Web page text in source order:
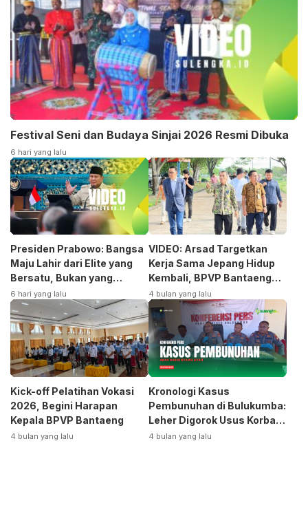
Festival Seni dan Budaya Sinjai 2026 Resmi Dibuka
6 hari yang lalu
Presiden Prabowo: Bangsa
Maju Lahir dari Elite yang
Bersatu, Bukan yang
Terpecah
6 hari yang lalu
VIDEO: Arsad Targetkan
Kerja Sama Jepang Hidup
Kembali, BPVP Bantaeng
Siap Bangkitkan Jurusan
Otomotif
4 bulan yang lalu
Kick-off Pelatihan Vokasi
2026, Begini Harapan
Kepala BPVP Bantaeng
4 bulan yang lalu
Kronologi Kasus
Pembunuhan di Bulukumba:
Leher Digorok Usus Korban
Dikeluarkan
4 bulan yang lalu